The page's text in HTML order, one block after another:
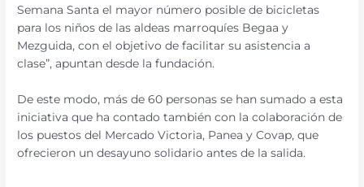
Semana Santa el mayor número posible de bicicletas
para los niños de las aldeas marroquíes Begaa y
Mezguida, con el objetivo de facilitar su asistencia a
clase”, apuntan desde la fundación.
De este modo, más de 60 personas se han sumado a esta
iniciativa que ha contado también con la colaboración de
los puestos del Mercado Victoria, Panea y Covap, que
ofrecieron un desayuno solidario antes de la salida.